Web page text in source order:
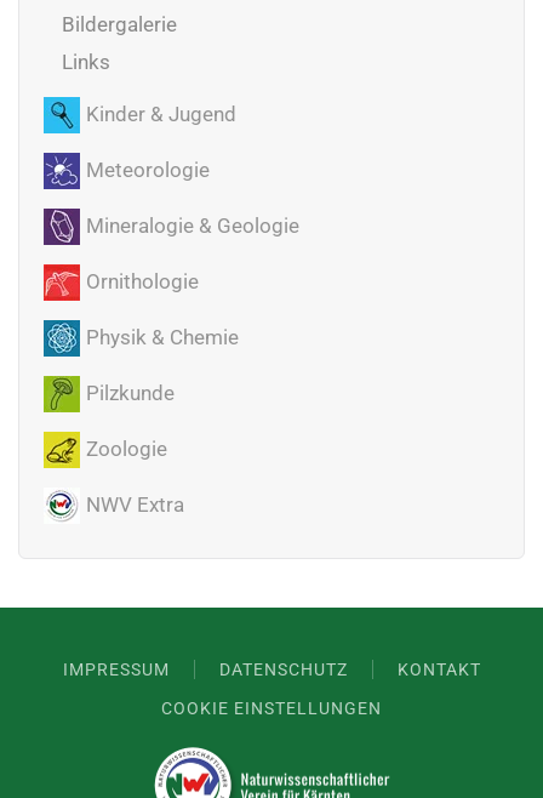
Bildergalerie
Links
Kinder & Jugend
Meteorologie
Mineralogie & Geologie
Ornithologie
Physik & Chemie
Pilzkunde
Zoologie
NWV Extra
IMPRESSUM DATENSCHUTZ
KONTAKT
COOKIE EINSTELLUNGEN